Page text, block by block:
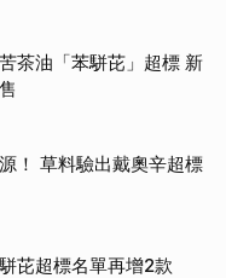
茶油「苯駢芘」超標 新
！ 草料驗出戴奧辛超標
芘超標名單再增2款